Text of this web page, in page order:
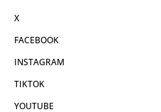
X
FACEBOOK
INSTAGRAM
TIKTOK
YOUTUBE